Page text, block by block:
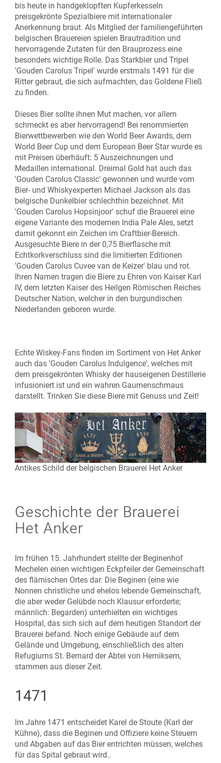
bis heute in handgeklopften Kupferkesseln
preisgekrönte Spezialbiere mit internationaler
Anerkennung braut. Als Mitglied der familiengeführten
belgischen Brauereien spielen Brautradition und
hervorragende Zutaten für den Brauprozess eine
besonders wichtige Rolle. Das Starkbier und Tripel
'Gouden Carolus Tripel' wurde erstmals 1491 für die
Ritter gebraut, die sich aufmachten, das Goldene Fließ
zu finden.
Dieses Bier sollte ihnen Mut machen, vor allem
schmeckt es aber hervorragend! Bei renommierten
Bierwettbewerben wie den World Beer Awards, dem
World Beer Cup und dem European Beer Star wurde es
mit Preisen überhäuft: 5 Auszeichnungen und
Medaillen international. Dreimal Gold hat auch das
'Gouden Carolus Classic' gewonnen und wurde vom
Bier- und Whiskyexperten Michael Jackson als das
belgische Dunkelbier schlechthin bezeichnet. Mit
'Gouden Carolus Hopsinjoor' schuf die Brauerei eine
eigene Variante des modernen India Pale Ales, setzt
damit gekonnt ein Zeichen im Craftbier-Bereich.
Ausgesuchte Biere in der 0,75 Bierflasche mit
Echtkorkverschluss sind die limitierten Editionen
'Gouden Carolus Cuvee van de Keizer' blau und rot.
Ihren Namen tragen die Biere zu Ehren von Kaiser Karl
IV, dem letzten Kaiser des Heilgen Römischen Reiches
Deutscher Nation, welcher in den burgundischen
Niederlanden geboren wurde.
Echte Wiskey-Fans finden im Sortiment von Het Anker
auch das 'Gouden Carolus Indulgence', welches mit
dem preisgekrönten Whisky der hauseigenen Destillerie
infusioniert ist und ein wahren Gaumenschmaus
darstellt. Trinken Sie diese Biere mit Genuss und Zeit!
Antikes Schild der belgischen Brauerei Het Anker
Geschichte der Brauerei
Het Anker
Im frühen 15. Jahrhundert stellte der Beginenhof
Mechelen einen wichtigen Eckpfeiler der Gemeinschaft
des flämischen Ortes dar. Die Beginen (eine wie
Nonnen christliche und ehelos lebende Gemeinschaft,
die aber weder Gelübde noch Klausur erforderte;
männlich: Begarden) unterhielten ein wichtiges
Hospital, das sich sich auf dem heutigen Standort der
Brauerei befand. Noch einige Gebäude auf dem
Gelände und Umgebung, einschließlich des alten
Refugiums St. Bernard der Abtei von Hemiksem,
stammen aus dieser Zeit.
1471
Im Jahre 1471 entscheidet Karel de Stoute (Karl der
Kühne), dass die Beginen und Offiziere keine Steuern
und Abgaben auf das Bier entrichten müssen, welches
für das Spital gebraut wird..